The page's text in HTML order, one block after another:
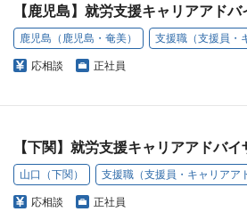
【鹿児島】就労支援キャリアアドバ
鹿児島（鹿児島・奄美） 支援職（支援員・
応相談 正社員
【下関】就労支援キャリアアドバイ
山口（下関） 支援職（支援員・キャリアア
応相談 正社員